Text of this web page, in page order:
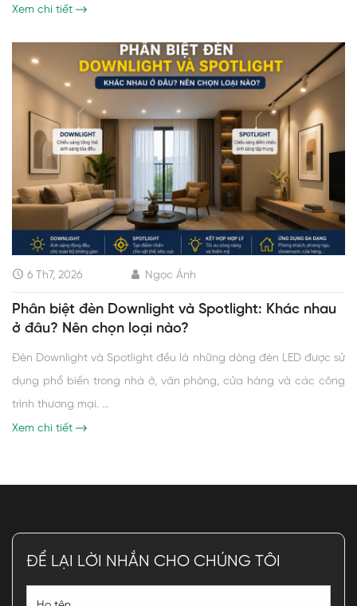
Xem chi tiết
6 Th7, 2026 Ngọc Ánh
Phân biệt đèn Downlight và Spotlight: Khác nhau
ở đâu? Nên chọn loại nào?
Đèn Downlight và Spotlight đều là những dòng đèn LED được sử
dụng phổ biến trong nhà ở, văn phòng, cửa hàng và các công
trình thương mại. …
Xem chi tiết
ĐỂ LẠI LỜI NHẮN CHO CHÚNG TÔI